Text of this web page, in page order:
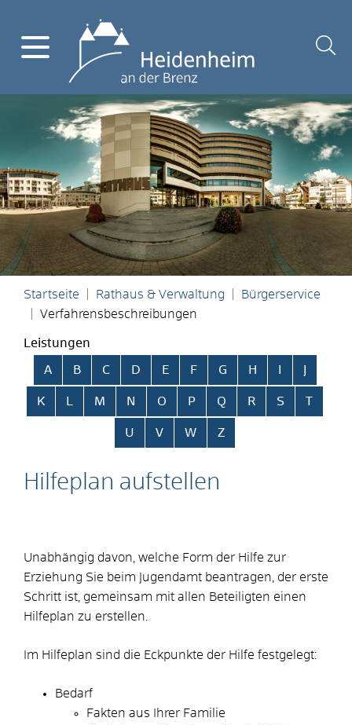
Startseite Rathaus & Verwaltung
Bürgerservice
Verfahrensbeschreibungen
Leistungen
Alphabetisches Register überspringen
A B C D E F G H
K L M N O P Q R S T
U V W Z
Hilfeplan aufstellen
Unabhängig davon, welche Form der Hilfe zur
Erziehung Sie beim Jugendamt beantragen, der erste
Schritt ist, gemeinsam mit allen Beteiligten einen
Hilfeplan zu erstellen.
Im Hilfeplan sind die Eckpunkte der Hilfe festgelegt:
Bedarf
Fakten aus Ihrer Familie